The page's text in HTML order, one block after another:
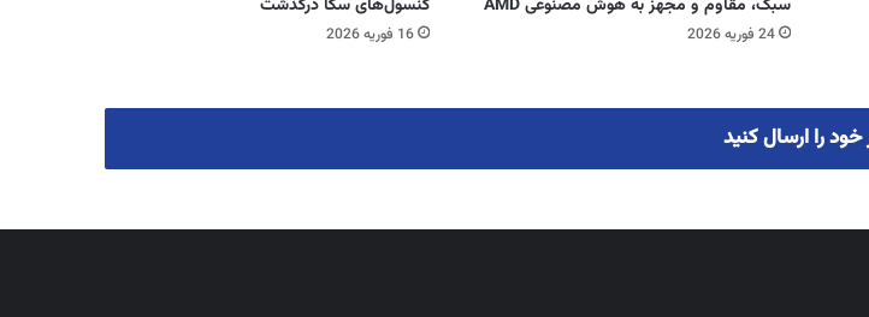
سبک، مقاوم و مجهز به هوش مصنوعی AMD
24 فوریه 2026
کنسول‌های سگا درگذشت
16 فوریه 2026
خود را ارسال کنید